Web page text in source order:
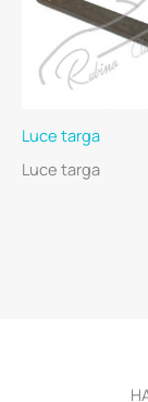
Luce targa
Luce targa